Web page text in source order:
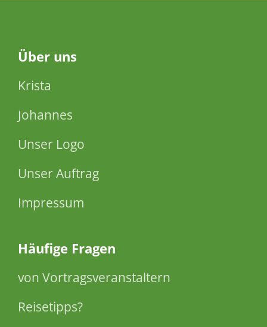
Über uns
Krista
Johannes
Unser Logo
Unser Auftrag
Impressum
Häufige Fragen
von Vortragsveranstaltern
Reisetipps?